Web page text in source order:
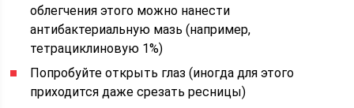
облегчения этого можно нанести
антибактериальную мазь (например,
тетрациклиновую 1%)
Попробуйте открыть глаз (иногда для этого
приходится даже срезать ресницы)